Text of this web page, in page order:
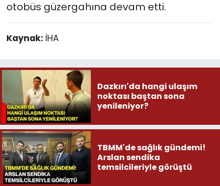
otobüs güzergahına devam etti.
Kaynak: İHA
Dazkırı'da hangi ulaşım
noktası baştan sona
yenileniyor?
TBMM'de sağlık gündemi!
Arslan sendika
temsilcileriyle görüştü